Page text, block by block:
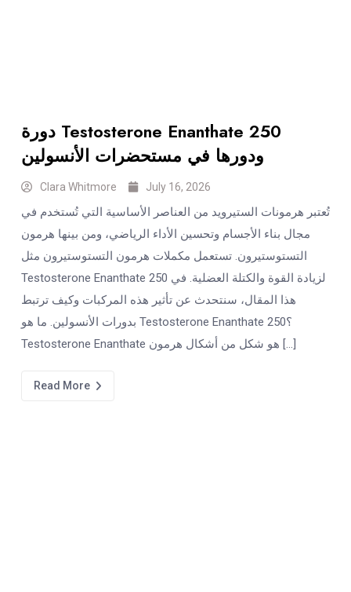
دورة Testosterone Enanthate 250
ودورها في مستحضرات الأنسولين
Clara Whitmore July 16, 2026
تُعتبر هرمونات الستيرويد من العناصر الأساسية التي تُستخدم في
مجال بناء الأجسام وتحسين الأداء الرياضي، ومن بينها هرمون
التستوستيرون. تستعمل مكملات هرمون التستوستيرون مثل
Testosterone Enanthate 250 لزيادة القوة والكتلة العضلية. في
هذا المقال، سنتحدث عن تأثير هذه المركبات وكيف ترتبط
بدورات الأنسولين. ما هو Testosterone Enanthate 250؟
Testosterone Enanthate هو شكل من أشكال هرمون […]
Read More